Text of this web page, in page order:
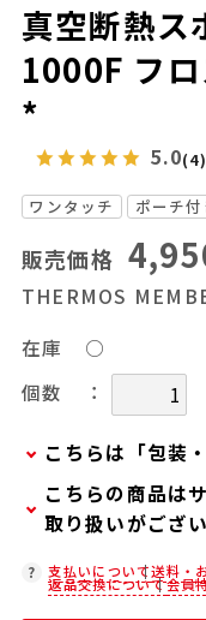
真空断熱ス
1000F フ
*
5.0(4)
ワンタッチ ポーチ付
販売価格
THERMOS
在庫
○
個数
：
こちらは「包装
弊社での包装・
カートに入れた
(330円/個)設定
い。
こちらの商品は
取り扱いがござ
在庫状況につき
ご確認ください。
支払いについて送料・
返品交換について会員